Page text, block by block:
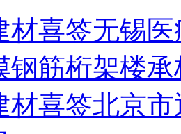
材喜签无锡
钢筋桁架楼
材喜签北京